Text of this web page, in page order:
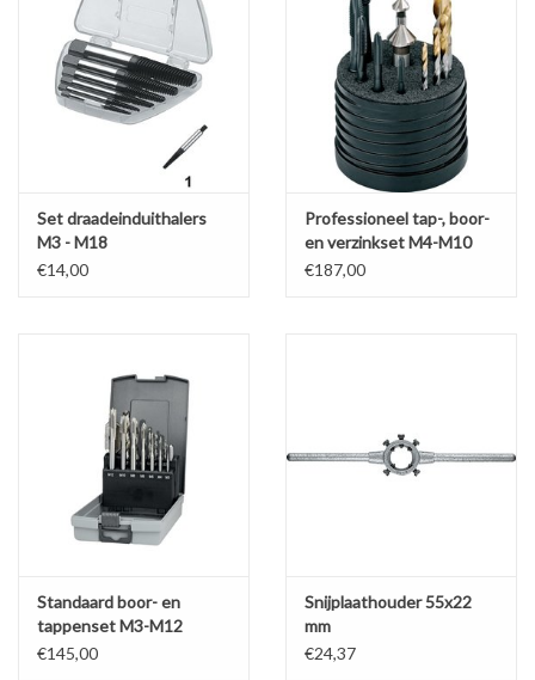
Set draadeinduithalers
M3 - M18
€14,00
Professioneel tap-, boor-
en verzinkset M4-M10
€187,00
Standaard boor- en
tappenset M3-M12
€145,00
Snijplaathouder 55x22
mm
€24,37